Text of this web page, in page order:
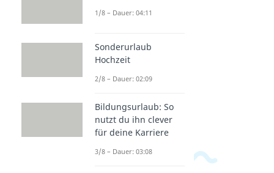
1/8 – Dauer: 04:11
Sonderurlaub
Hochzeit
2/8 – Dauer: 02:09
Bildungsurlaub: So
nutzt du ihn clever
für deine Karriere
3/8 – Dauer: 03:08